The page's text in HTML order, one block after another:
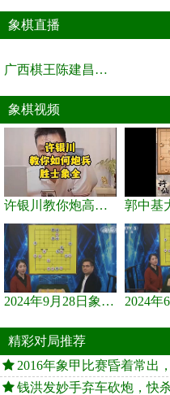
象棋直播
广西棋王陈建昌直播间
象棋视频
许银川教你炮高兵士象全如何赢士象全，简单四步即可
2024年9月28日象棋世界栏目，刘君、蒋川讲解了第九届杨官璘杯象棋...
精彩对局推荐
2016年象甲比赛昏着常出
钱洪发妙手弃车砍炮，快